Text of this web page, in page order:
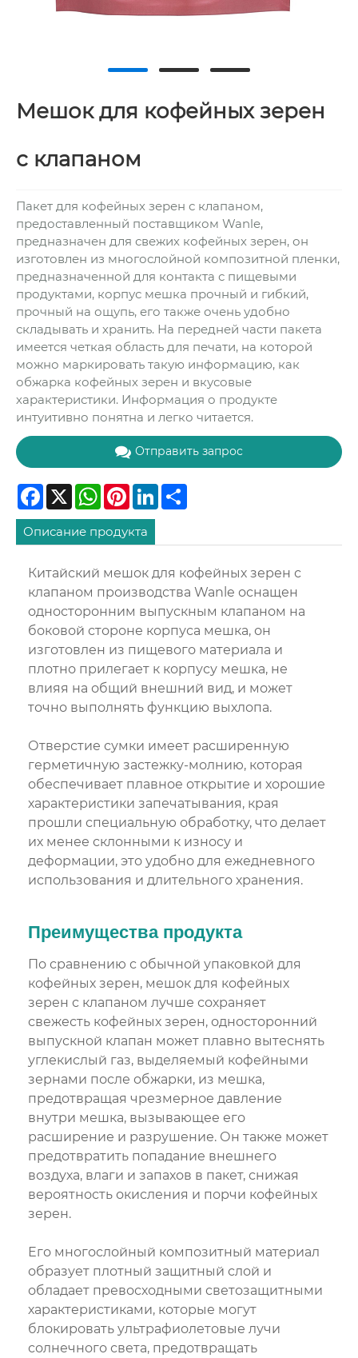
Мешок для кофейных зерен
с клапаном
Пакет для кофейных зерен с клапаном,
предоставленный поставщиком Wanle,
предназначен для свежих кофейных зерен, он
изготовлен из многослойной композитной пленки,
предназначенной для контакта с пищевыми
продуктами, корпус мешка прочный и гибкий,
прочный на ощупь, его также очень удобно
складывать и хранить. На передней части пакета
имеется четкая область для печати, на которой
можно маркировать такую ​​информацию, как
обжарка кофейных зерен и вкусовые
характеристики. Информация о продукте
интуитивно понятна и легко читается.
Отправить запрос
Facebook
X WhatsApp
PinterestLinkedIn
Описание продукта
Китайский мешок для кофейных зерен с
клапаном производства Wanle оснащен
односторонним выпускным клапаном на
боковой стороне корпуса мешка, он
изготовлен из пищевого материала и
плотно прилегает к корпусу мешка, не
влияя на общий внешний вид, и может
точно выполнять функцию выхлопа.
Отверстие сумки имеет расширенную
герметичную застежку-молнию, которая
обеспечивает плавное открытие и хорошие
характеристики запечатывания, края
прошли специальную обработку, что делает
их менее склонными к износу и
деформации, это удобно для ежедневного
использования и длительного хранения.
Преимущества продукта
По сравнению с обычной упаковкой для
кофейных зерен, мешок для кофейных
зерен с клапаном лучше сохраняет
свежесть кофейных зерен, односторонний
выпускной клапан может плавно вытеснять
углекислый газ, выделяемый кофейными
зернами после обжарки, из мешка,
предотвращая чрезмерное давление
внутри мешка, вызывающее его
расширение и разрушение. Он также может
предотвратить попадание внешнего
воздуха, влаги и запахов в пакет, снижая
вероятность окисления и порчи кофейных
зерен.
Его многослойный композитный материал
образует плотный защитный слой и
обладает превосходными светозащитными
характеристиками, которые могут
блокировать ультрафиолетовые лучи
солнечного света, предотвращать